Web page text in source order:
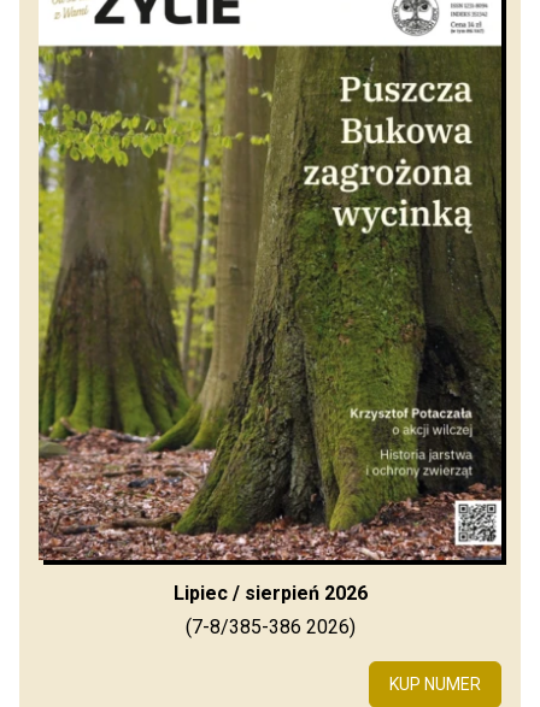
Lipiec / sierpień 2026
(7-8/385-386 2026)
KUP NUMER